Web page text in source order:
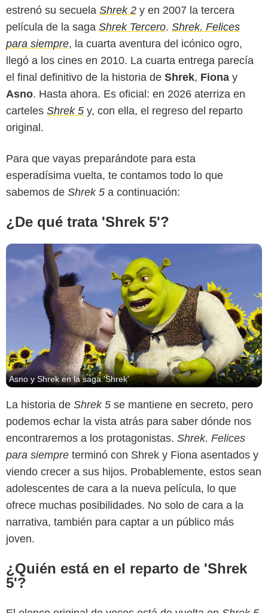
estrenó su secuela Shrek 2 y en 2007 la tercera
película de la saga Shrek Tercero. Shrek. Felices
para siempre, la cuarta aventura del icónico ogro,
llegó a los cines en 2010. La cuarta entrega parecía
el final definitivo de la historia de Shrek, Fiona y
Asno. Hasta ahora. Es oficial: en 2026 aterriza en
carteles Shrek 5 y, con ella, el regreso del reparto
original.
Para que vayas preparándote para esta
esperadísima vuelta, te contamos todo lo que
sabemos de Shrek 5 a continuación:
¿De qué trata 'Shrek 5'?
Asno y Shrek en la saga 'Shrek'
La historia de Shrek 5 se mantiene en secreto, pero
podemos echar la vista atrás para saber dónde nos
encontraremos a los protagonistas. Shrek. Felices
para siempre terminó con Shrek y Fiona asentados y
viendo crecer a sus hijos. Probablemente, estos sean
adolescentes de cara a la nueva película, lo que
ofrece muchas posibilidades. No solo de cara a la
narrativa, también para captar a un público más
joven.
¿Quién está en el reparto de 'Shrek
5'?